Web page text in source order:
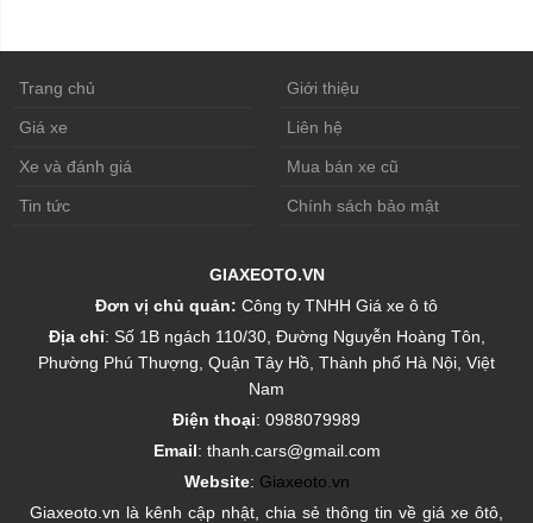
Trang chủ Giới thiệu
Giá xe Liên hệ
Xe và đánh giá Mua bán xe cũ
Tin tức Chính sách bảo mật
GIAXEOTO.VN
Đơn vị chủ quản: Công ty TNHH Giá xe ô tô
Địa chỉ: Số 1B ngách 110/30, Đường Nguyễn Hoàng Tôn,
Phường Phú Thượng, Quận Tây Hồ, Thành phố Hà Nội, Việt
Nam
Điện thoại: 0988079989
Email: thanh.cars@gmail.com
Website: Giaxeoto.vn
Giaxeoto.vn là kênh cập nhật, chia sẻ thông tin về giá xe ôtô,